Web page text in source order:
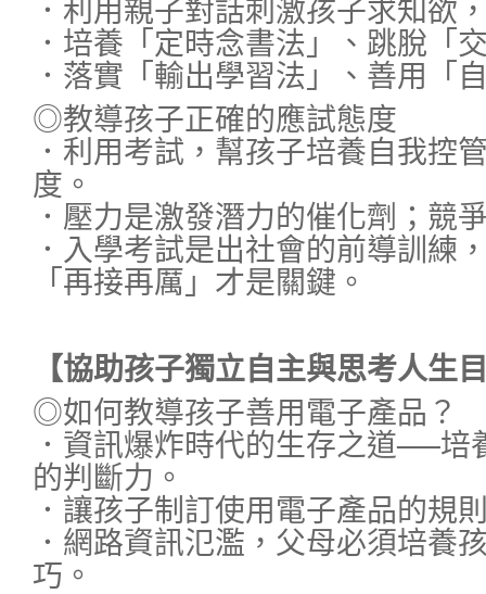
．利用親子對話刺激孩子求知欲
．培養「定時念書法」、跳脫「
．落實「輸出學習法」、善用「
◎教導孩子正確的應試態度
．利用考試，幫孩子培養自我控
度。
．壓力是激發潛力的催化劑；競
．入學考試是出社會的前導訓練
「再接再厲」才是關鍵。
【協助孩子獨立自主與思考人生
◎如何教導孩子善用電子產品？
．資訊爆炸時代的生存之道──培
的判斷力。
．讓孩子制訂使用電子產品的規
．網路資訊氾濫，父母必須培養
巧。